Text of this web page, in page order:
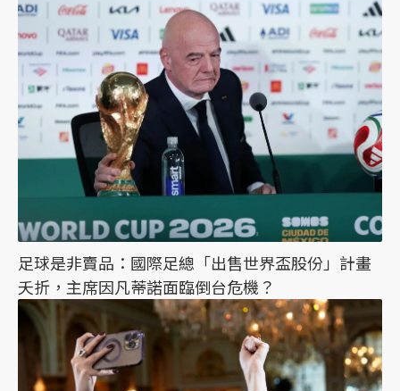
足球是非賣品：國際足總「出售世界盃股份」計畫
夭折，主席因凡蒂諾面臨倒台危機？